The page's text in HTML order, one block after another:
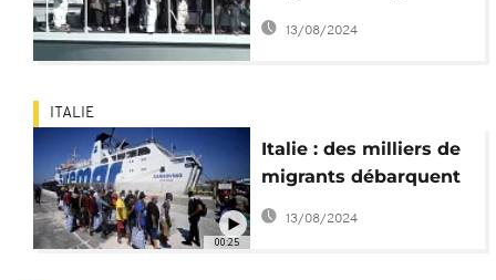
Lampedusa en 48
heures
13/08/2024
00:25
ITALIE
Italie : des milliers de
migrants débarquent
sur l’île de Lampedusa
13/08/2024